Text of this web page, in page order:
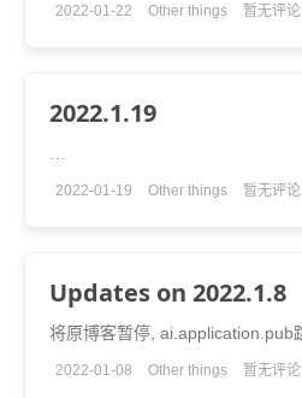
2022-01-22 Other things 暂无评论
2022.1.19
2022-01-19 Other things 暂无评论
Updates on 2022.1.8
将原博客暂停, ai.application.pub
2022-01-08 Other things 暂无评论